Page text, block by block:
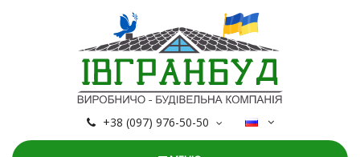
+38 (097) 976-50-50